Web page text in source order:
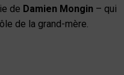
de Damien Mongin – qui
de la grand-mère.